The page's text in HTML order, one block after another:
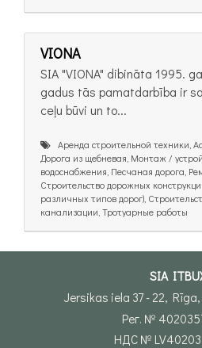
VIONA
SIA "VIONA" dibināta 1995.
gadus tās pamatdarbība ir
ceļu būvi un to...
Аренда строительной техники,
Дорога из щебневая, Монтаж /
водоснабжения, Песчаная дорога,
Строительство дорожных
различных типов дорог),
канализации, Тротуарные работы
SIA
Jersikas iela 37 - 22,
Рег. №
НДС №